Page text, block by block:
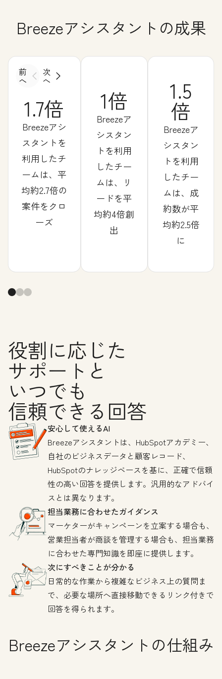
Breezeアシスタントの成果
前
へ
次
へ
1.7倍
Breezeアシ
スタントを
利用したチ
ームは、平
均約2.7倍の
案件をクロ
ーズ
1倍
Breezeア
シスタン
トを利用
したチー
ムは、リ
ードを平
均約4倍創
出
1.5
倍
Breezeア
シスタン
トを利用
したチー
ムは、成
約数が平
均約2.5倍
に
役割に応じた
サポートと
いつでも
信頼できる回答
安心して使えるAI
Breezeアシスタントは、HubSpotアカデミー、
自社のビジネスデータと顧客レコード、
HubSpotのナレッジベースを基に、正確で信頼
性の高い回答を提供します。汎用的なアドバイ
スとは異なります。
担当業務に合わせたガイダンス
マーケターがキャンペーンを立案する場合も、
営業担当者が商談を管理する場合も、担当業務
に合わせた専門知識を即座に提供します。
次にすべきことが分かる
日常的な作業から複雑なビジネス上の質問ま
で、必要な場所へ直接移動できるリンク付きで
回答を得られます。
Breezeアシスタントの仕組み